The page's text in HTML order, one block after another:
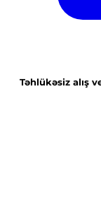
Təhlükəsiz alış